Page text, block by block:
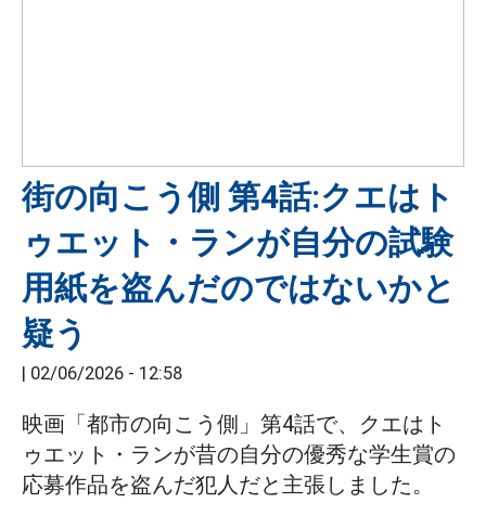
街の向こう側 第4話:クエはト
ゥエット・ランが自分の試験
用紙を盗んだのではないかと
疑う
02/06/2026 - 12:58
映画「都市の向こう側」第4話で、クエはト
ゥエット・ランが昔の自分の優秀な学生賞の
応募作品を盗んだ犯人だと主張しました。